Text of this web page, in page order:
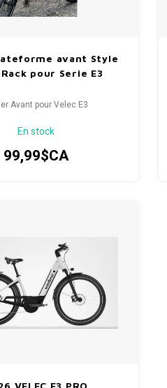
avant Style
pour Serie E3
Avant pour Velec E3
En stock
99,99$CA